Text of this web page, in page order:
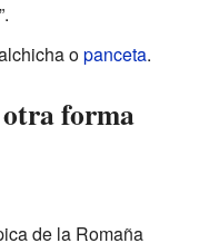
opanceta.
forma
de la Romaña